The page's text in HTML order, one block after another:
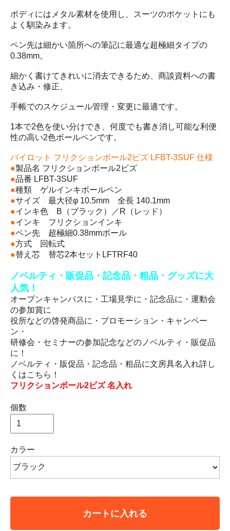
ボディにはメタル素材を使用し、スーツのポケットにも
よく馴染みます。
ペン先は細かい箇所への筆記に最適な超極細タイプの
0.38mm。
細かく書けてきれいに消去できるため、商談資料への書
き込み・修正、
手帳でのスケジュール管理・変更に最適です。
1本で2色を使い分けでき、何度でも書き消し可能な利便
性の高い2色ボールペンです。
パイロット フリクションボール2ビズ LFBT-3SUF 仕様
●製品名 フリクションボール2ビズ
●品番 LFBT-3SUF
●種類 ゲルインキボールペン
●サイズ 最大径φ 10.5mm 全長 140.1mm
●インキ色 B（ブラック）／R（レッド）
●インキ フリクションインキ
●ペン先 超極細0.38mmボール
●方式 回転式
●替え芯 替芯2本セットLFTRF40
ノベルティ・販促品・記念品・粗品・グッズに大
人気！
オープンキャンパスに・工場見学に・記念品に・運動会
の参加賞に
役所などの啓発商品に・プロモーション・キャンペー
ン・
研修会・セミナーの参加記念などのノベルティ・販促品
に！
ノベルティ・販促品・記念品・粗品に文房具名入れ詳し
くはこちら！
フリクションボール2ビズ 名入れ
個数
カラー
カートに入れる